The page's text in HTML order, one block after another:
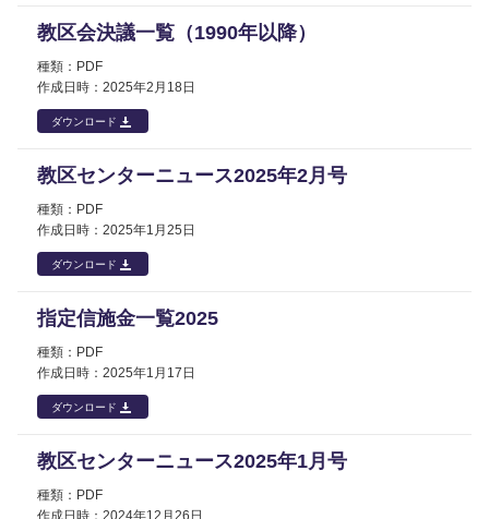
教区会決議一覧（1990年以降）
PDF
2025年2月18日
ダウンロード
教区センターニュース2025年2月号
PDF
2025年1月25日
ダウンロード
指定信施金一覧2025
PDF
2025年1月17日
ダウンロード
教区センターニュース2025年1月号
PDF